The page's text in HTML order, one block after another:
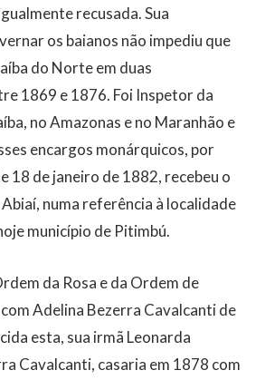
recusada. Sua
os baianos não impediu que
do Norte em duas
1869 e 1876. Foi Inspetor da
no Amazonas e no Maranhão e
encargos monárquicos, por
18 de janeiro de 1882, recebeu o
numa referência à localidade
município de Pitimbú.
da Rosa e da Ordem de
Adelina Bezerra Cavalcanti de
esta, sua irmã Leonarda
Cavalcanti, casaria em 1878 com